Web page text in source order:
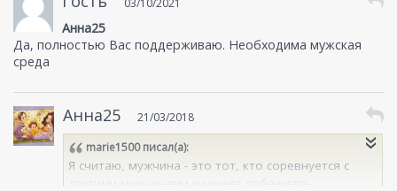
Анна25
Да, полностью Вас поддерживаю. Необходима мужская
среда
Анна25
21/03/2018
marie1500писал(а):
Я считаю, мужчина - это тот, кто соревнуется с